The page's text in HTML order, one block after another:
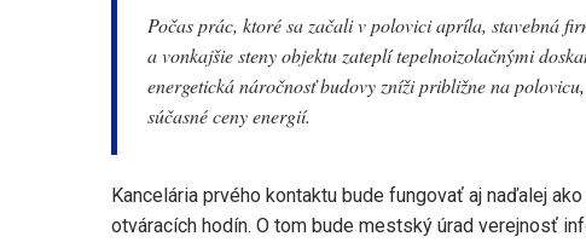
Počas prác, ktoré sa začali v polovici apríla, stavebná
a vonkajšie steny objektu zateplí tepelnoizolačnými
energetická náročnosť budovy zníži približne na
súčasné ceny energií.
Kancelária prvého kontaktu bude fungovať aj naďalej
otváracích hodín. O tom bude mestský úrad verejnosť